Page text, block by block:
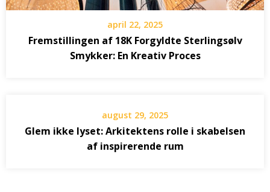
april 22, 2025
Fremstillingen af 18K Forgyldte Sterlingsølv
Smykker: En Kreativ Proces
august 29, 2025
Glem ikke lyset: Arkitektens rolle i skabelsen
af inspirerende rum